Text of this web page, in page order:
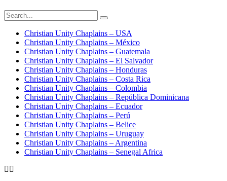
Christian Unity Chaplains – USA
Christian Unity Chaplains – México
Christian Unity Chaplains – Guatemala
Christian Unity Chaplains – El Salvador
Christian Unity Chaplains – Honduras
Christian Unity Chaplains – Costa Rica
Christian Unity Chaplains – Colombia
Christian Unity Chaplains – República Dominicana
Christian Unity Chaplains – Ecuador
Christian Unity Chaplains – Perú
Christian Unity Chaplains – Belice
Christian Unity Chaplains – Uruguay
Christian Unity Chaplains – Argentina
Christian Unity Chaplains – Senegal Africa